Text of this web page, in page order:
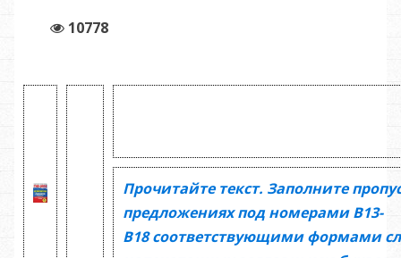
10778
Прочитайте текст. Заполните
предложениях под номерамиВ13-
В18соответствующими формами